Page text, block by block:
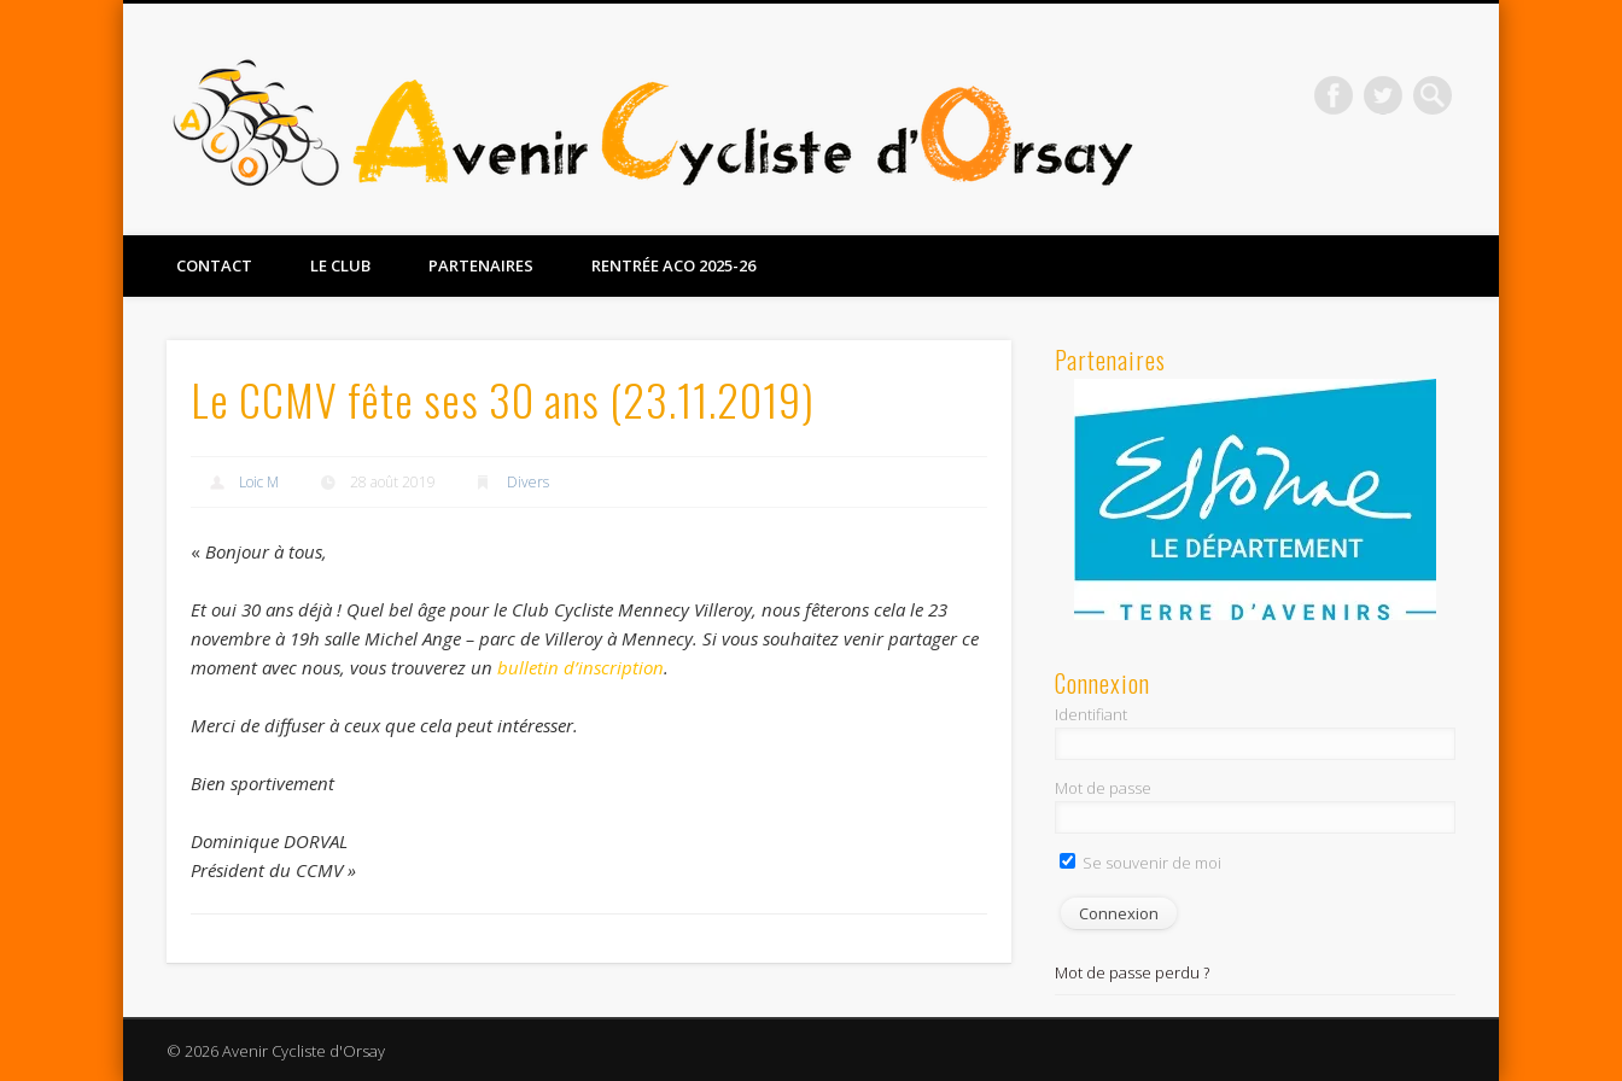
Avenir Cycliste d'Orsay
Twitter
CONTACT LE CLUB PARTENAIRES RENTRÉE ACO 2025-26
Le CCMV fête ses 30 ans (23.11.2019)
Loic M 28 août 2019 Divers
«Bonjour à tous,
Et oui 30 ans déjà ! Quel bel âge pour le Club Cycliste Mennecy Villeroy, nous fêterons cela le 23
novembre à 19h salle Michel Ange – parc de Villeroy à Mennecy. Si vous souhaitez venir partager ce
moment avec nous, vous trouverez unbulletin d’inscription.
Merci de diffuser à ceux que cela peut intéresser.
Bien sportivement
Dominique DORVAL
Président du CCMV »
Partenaires
Connexion
Identifiant
Mot de passe
Se souvenir de moi
Mot de passe perdu ?
© 2026 Avenir Cycliste d'Orsay